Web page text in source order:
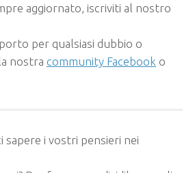
aggiornato, iscriviti al nostro
per qualsiasi dubbio o
nostra community Facebook o
sapere i vostri pensieri nei